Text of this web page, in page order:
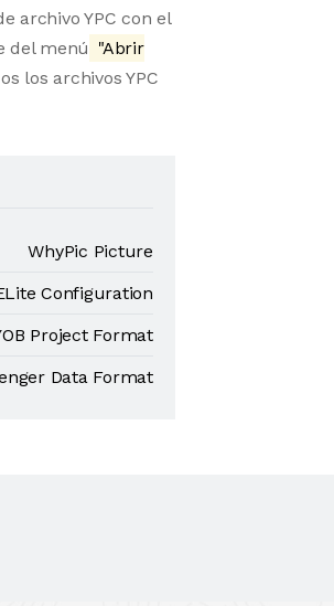
archivo YPC con el
del menú "Abrir
los archivos YPC
WhyPic Picture
Configuration
Project Format
Data Format